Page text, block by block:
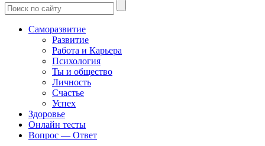
Саморазвитие
Развитие
Работа и Карьера
Психология
Ты и общество
Личность
Счастье
Успех
Здоровье
Онлайн тесты
Вопрос — Ответ